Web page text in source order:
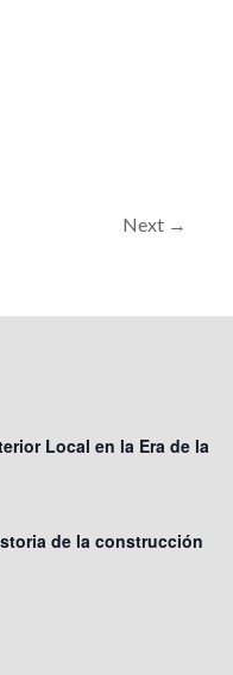
Next →
Local en la Era de la
de la construcción